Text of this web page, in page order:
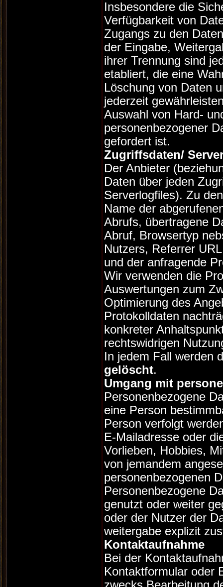
Insbesondere die
Verfügbarkeit von
Zugangs zu den
der Eingabe,
ihrer Trennung sind
etabliert, die eine
Löschung von Daten
jederzeit
Auswahl von Hard-
personenbezogener
gefordert ist.
Zugriffsdaten/
Der Anbieter
Daten über jeden
Serverlogfiles). Zu
Name der
Abrufs, übertragene
Abruf, Browsertyp
Nutzers, Referrer
und der anfragende
Wir verwenden die
Auswertungen zum
Optimierung des
Protokolldaten
konkreter
rechtswidrigen
In jedem Fall werden
gelöscht.
Umgang mit
Personenbezogene
eine Person
Person verfolgt
E-Mailadresse oder
Vorlieben, Hobbies,
von jemandem
personenbezogenen
Personenbezogene
genutzt oder weiter
oder der Nutzer der
weitergabe explizit
Kontaktaufnahme
Bei der
Kontaktformular oder